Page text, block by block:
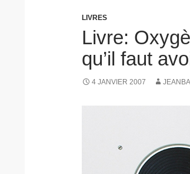
LIVRES
Livre:
qu’il faut
4 JANVIER 2007